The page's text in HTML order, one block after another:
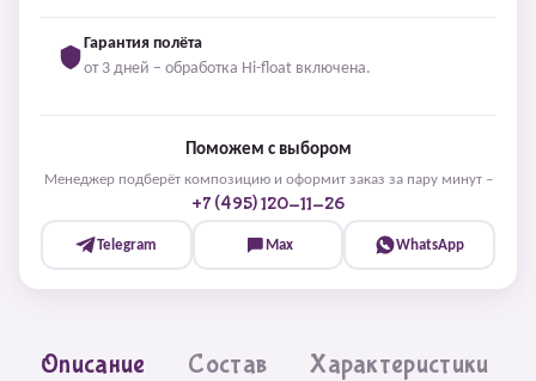
Гарантия полёта
от 3 дней – обработка Hi-float включена.
Поможем с выбором
Менеджер подберёт композицию и оформит заказ за пару минут –
+7 (495) 120-11-26
Telegram Max WhatsApp
Описание Состав Характеристики